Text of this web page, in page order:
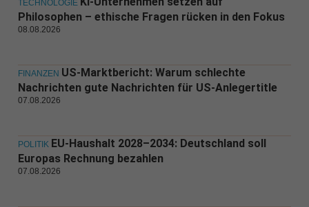
TECHNOLOGIE
Philosophen – ethische Fragen rücken in den Fokus
08.08.2026
FINANZEN US-Marktbericht: Warum schlechte
Nachrichten gute Nachrichten für US-Anlegertitle
07.08.2026
POLITIK EU-Haushalt 2028–2034: Deutschland soll
Europas Rechnung bezahlen
07.08.2026